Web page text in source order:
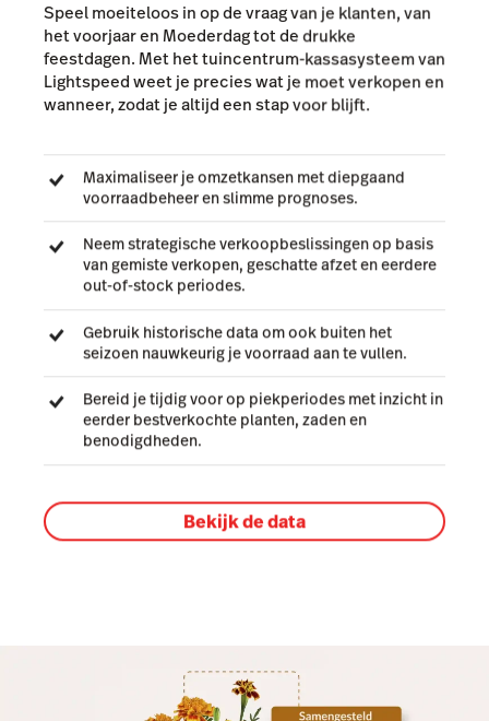
Speel moeiteloos in op de vraag van je klanten, van
het voorjaar en Moederdag tot de drukke
feestdagen. Met het tuincentrum-kassasysteem van
Lightspeed weet je precies wat je moet verkopen en
wanneer, zodat je altijd een stap voor blijft.
Maximaliseer je omzetkansen met diepgaand
voorraadbeheer en slimme prognoses.
Neem strategische verkoopbeslissingen op basis
van gemiste verkopen, geschatte afzet en eerdere
out-of-stock periodes.
Gebruik historische data om ook buiten het
seizoen nauwkeurig je voorraad aan te vullen.
Bereid je tijdig voor op piekperiodes met inzicht in
eerder bestverkochte planten, zaden en
benodigdheden.
Bekijk de data